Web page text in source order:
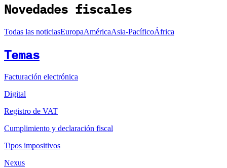
Novedades fiscales
Todas las noticiasEuropaAméricaAsia-PacíficoÁfrica
Temas
Facturación electrónica
Digital
Registro de VAT
Cumplimiento y declaración fiscal
Tipos impositivos
Nexus